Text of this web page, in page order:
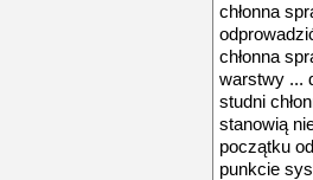
chłonna
chłonna
warstwy ...
studni
stanowią
początku
punkcie